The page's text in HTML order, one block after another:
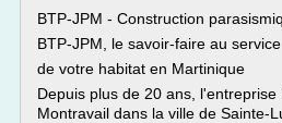
BTP-JPM - Construction
BTP-JPM, le savoir-faire au service
de votre habitat en Martinique
Depuis plus de 20 ans, l'entreprise
Montravail dans la ville de Sainte-